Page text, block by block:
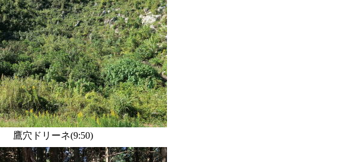
鷹穴ドリーネ(9:50)